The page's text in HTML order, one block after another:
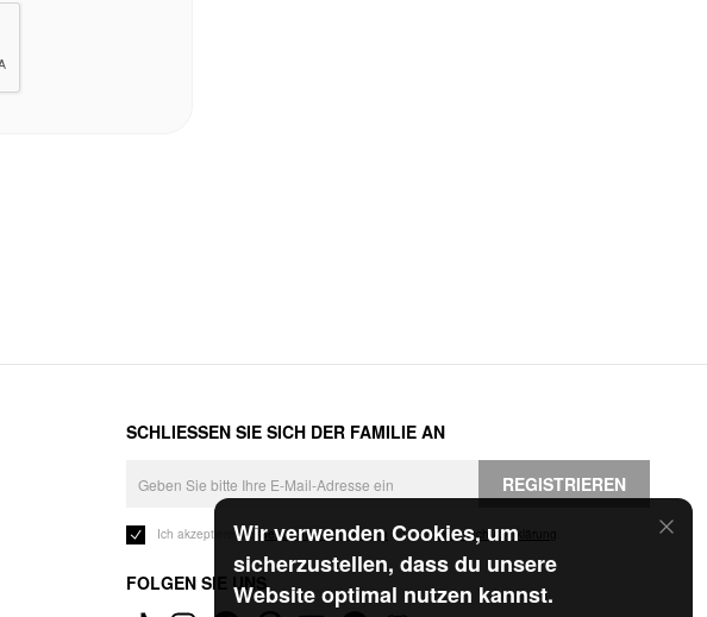
Wir verwenden Cookies, um
sicherzustellen, dass du unsere
Website optimal nutzen kannst.
SCHLIESSEN SIE SICH DER FAMILIE AN
REGISTRIEREN
Ich akzeptiere dieGeschäftsbedingungen und die Datenschutzerklärung
FOLGEN SIE UNS